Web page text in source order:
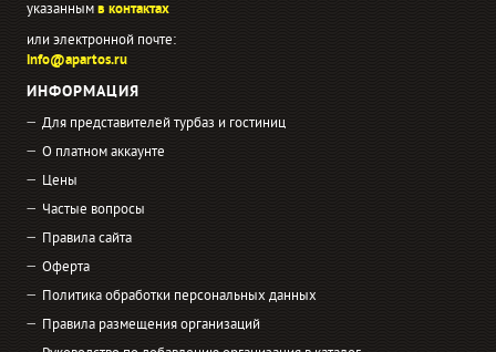
указаннымв контактах
или электронной почте:
info@apartos.ru
ИНФОРМАЦИЯ
Для представителей турбаз и гостиниц
О платном аккаунте
Цены
Частые вопросы
Правила сайта
Оферта
Политика обработки персональных данных
Правила размещения организаций